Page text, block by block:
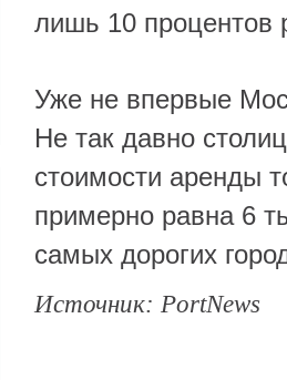
лишь 10 процентов
Уже не впервые
Не так давно
стоимости аренды
примерно равна 6
самых дорогих
Источник: PortNews